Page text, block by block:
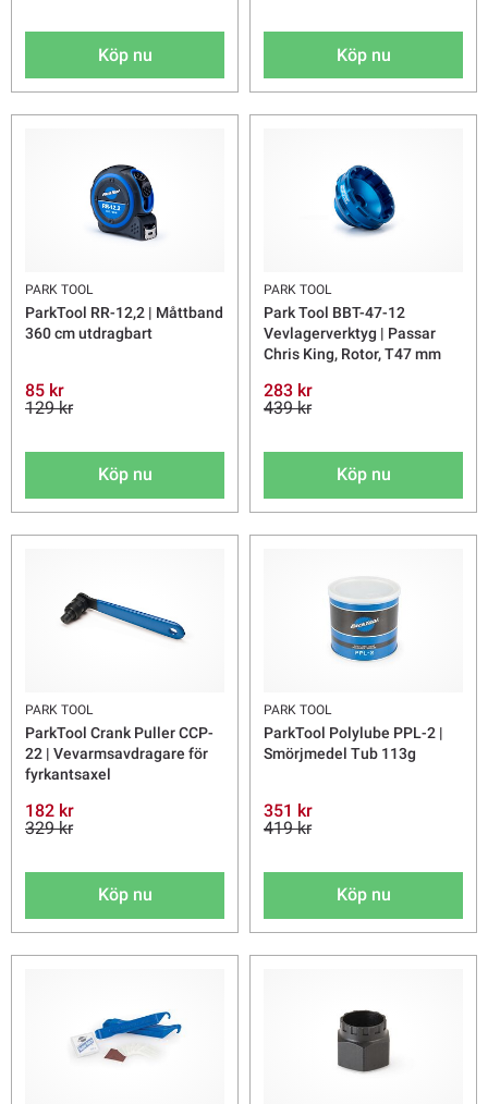
Köp nu Köp nu
PARK TOOL
ParkTool RR-12,2 | Måttband
360 cm utdragbart
85 kr
129 kr
Köp nu
PARK TOOL
Park Tool BBT-47-12
Vevlagerverktyg | Passar
Chris King, Rotor, T47 mm
283 kr
439 kr
Köp nu
PARK TOOL
ParkTool Crank Puller CCP-
22 | Vevarmsavdragare för
fyrkantsaxel
182 kr
329 kr
Köp nu
PARK TOOL
ParkTool Polylube PPL-2 |
Smörjmedel Tub 113g
351 kr
419 kr
Köp nu